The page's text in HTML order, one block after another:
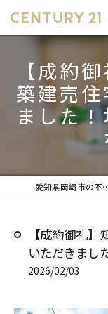
【成約
築建売
ました
愛知県岡崎市の不動産売却なら
【成約御礼
いただきまし
2026/02/03